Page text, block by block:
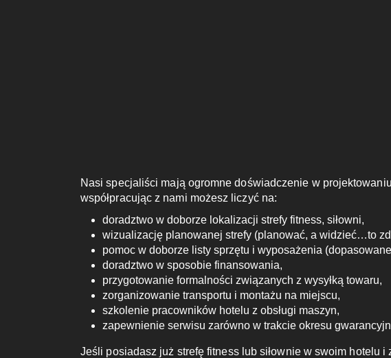
Nasi specjaliści mają ogromne doświadczenie w
współpracując z nami możesz liczyć na:
doradztwo w doborze lokalizacji strefy fitness, siłowni,
wizualizację planowanej strefy (planować, a widzieć…to
pomoc w doborze listy sprzętu i wyposażenia
doradztwo w sposobie finansowania,
przygotowanie formalności związanych z wysyłką towaru,
zorganizowanie transportu i montażu na miejscu,
szkolenie pracowników hotelu z obsługi maszyn,
zapewnienie serwisu zarówno w trakcie okresu
Jeśli posiadasz już strefę fitness lub siłownie w swoim hotelu